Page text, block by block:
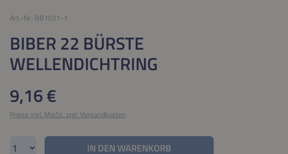
Art.-Nr.: BB1021-1
BIBER 22 BÜRSTE
WELLENDICHTRING
Regulärer Preis:
9,16 €
Preise inkl. MwSt. zzgl. Versandkosten
Produkt Anzahl: Gib den gewünschten Wert ein oder
IN DEN WARENKORB